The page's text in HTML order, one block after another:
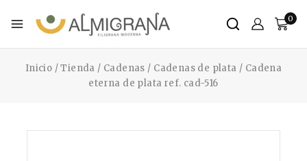
0
Inicio / Tienda / Cadenas / Cadenas de plata / Cadena
eterna de plata ref. cad-516